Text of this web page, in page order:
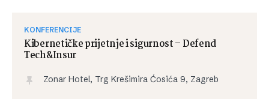
KONFERENCIJE
Kibernetičke prijetnje i sigurnost – Defend
Tech&Insur
Zonar Hotel, Trg Krešimira Ćosića 9, Zagreb